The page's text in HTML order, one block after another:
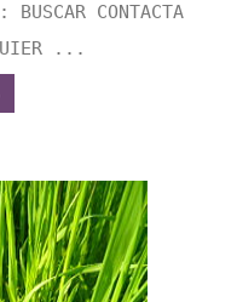
BUSCAR CONTACTA
...